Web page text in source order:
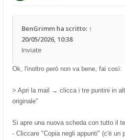
BenGrimm ha scritto: ↑
20/05/2026, 10:38
Inviate
Ok, l'inoltro però non va bene, fai così:
> Apri la mail → clicca i tre puntini in
originale"
Si apre una nuova scheda con tutto il
- Cliccare "Copia negli appunti" (c'è un